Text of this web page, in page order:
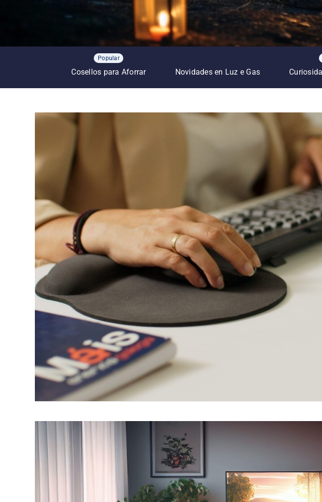
Cosellos para Aforrar
Popular
Novidades en Luz e Gas